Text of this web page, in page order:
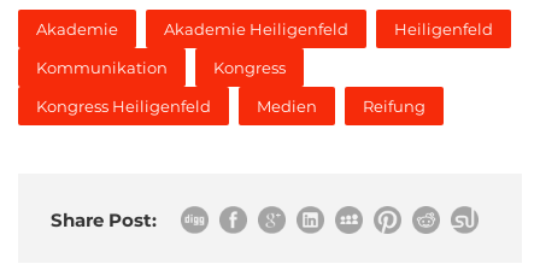
Akademie Akademie Heiligenfeld
Heiligenfeld
Kommunikation
Kongress
Kongress Heiligenfeld
Medien Reifung
Share Post: